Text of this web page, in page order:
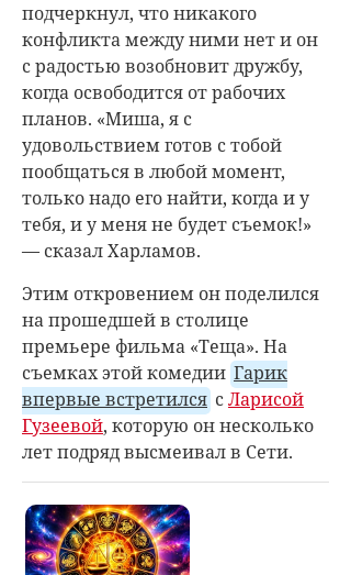
подчеркнул, что никакого
конфликта между ними нет и он
с радостью возобновит дружбу,
когда освободится от рабочих
планов. «Миша, я с
удовольствием готов с тобой
пообщаться в любой момент,
только надо его найти, когда и у
тебя, и у меня не будет съемок!»
— сказал Харламов.
Этим откровением он поделился
на прошедшей в столице
премьере фильма «Теща». На
съемках этой комедии Гарик
впервые встретился сЛарисой
Гузеевой, которую он несколько
лет подряд высмеивал в Сети.